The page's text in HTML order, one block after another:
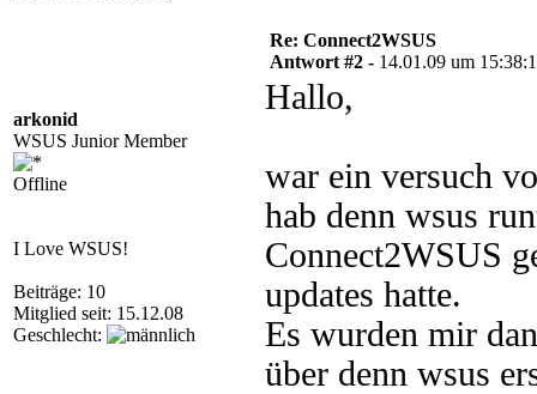
arkonid
WSUS Junior Member
Offline
I Love WSUS!
Beiträge: 10
Mitglied seit: 15.12.08
Geschlecht:
Re: Connect2WSUS
Antwort #2 - 14.01.09 um
Hallo,
war ein versuch
hab denn wsus
Connect2WSUS
updates hatte.
Es wurden mir
über denn wsus